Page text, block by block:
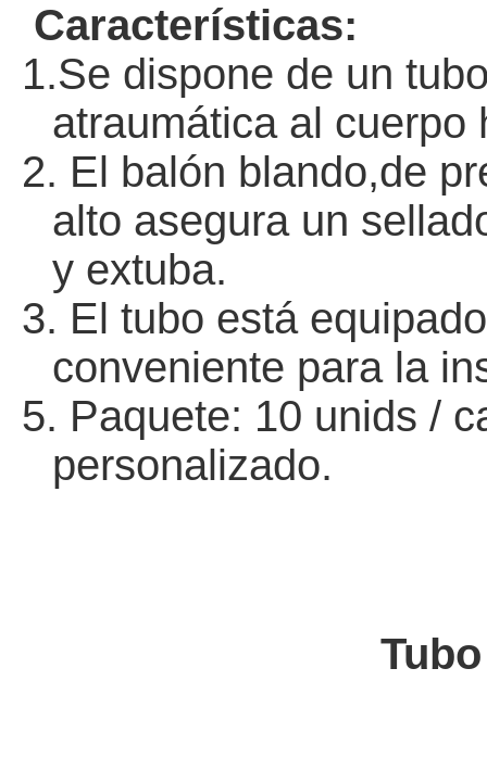
Características:
1.Se dispone de un
atraumática al cuerpo
2. El balón blando,de
alto asegura un
y extuba.
3. El tubo está
conveniente para la
5. Paquete: 10 unids /
personalizado.
Tubo